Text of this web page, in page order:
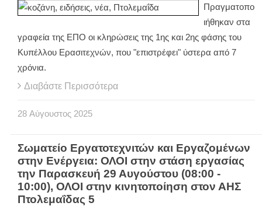
Πραγματοπο
ιήθηκαν στα
γραφεία της ΕΠΟ οι κληρώσεις της 1ης και 2ης φάσης του
Κυπέλλου Ερασιτεχνών, που "επιστρέφει" ύστερα από 7
χρόνια.
Διαβάστε Περισσότερα
28 Αύγουστος 2025
Σωματείο Εργατοτεχνιτών και Εργαζομένων
στην Ενέργεια: ΟΛΟΙ στην στάση εργασίας
την Παρασκευή 29 Αυγούστου (08:00 -
10:00), ΟΛΟΙ στην κινητοποίηση στον ΑΗΣ
Πτολεμαΐδας 5